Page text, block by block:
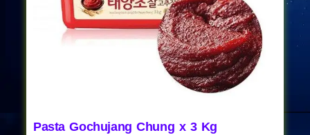
Pasta Gochujang Chung x 3 Kg